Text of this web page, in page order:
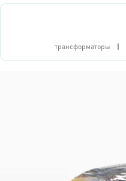
трансформаторы